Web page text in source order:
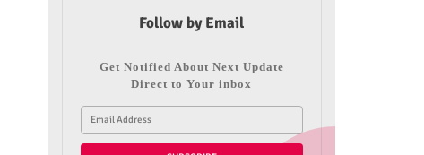
Follow by Email
Get Notified About Next Update
Direct to Your inbox